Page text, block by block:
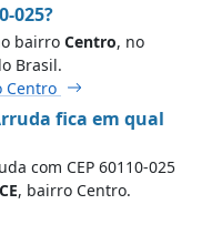
025?
bairro Centro, no
Brasil.
Centro
fica em qual
com CEP 60110-025
, bairro Centro.